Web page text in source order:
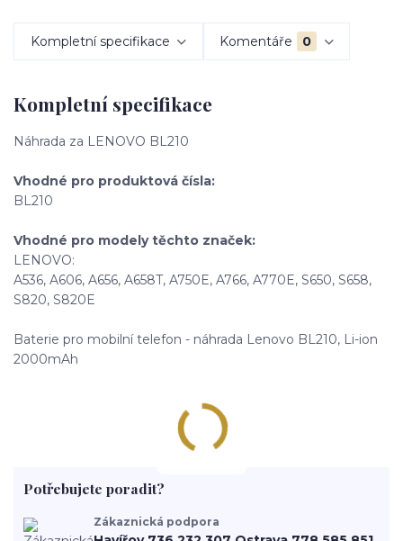
Kompletní specifikace Komentáře 0
Kompletní specifikace
Náhrada za LENOVO BL210
Vhodné pro produktová čísla:
BL210
Vhodné pro modely těchto značek:
LENOVO:
A536, A606, A656, A658T, A750E, A766, A770E, S650, S658,
S820, S820E
Baterie pro mobilní telefon - náhrada Lenovo BL210, Li-ion
2000mAh
Potřebujete poradit?
Zákaznická podpora